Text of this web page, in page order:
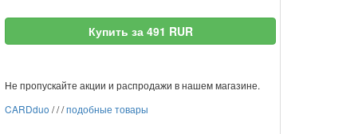
Купить за 491 RUR
Не пропускайте акции и распродажи в нашем магазине.
CARDduo ///подобные товары